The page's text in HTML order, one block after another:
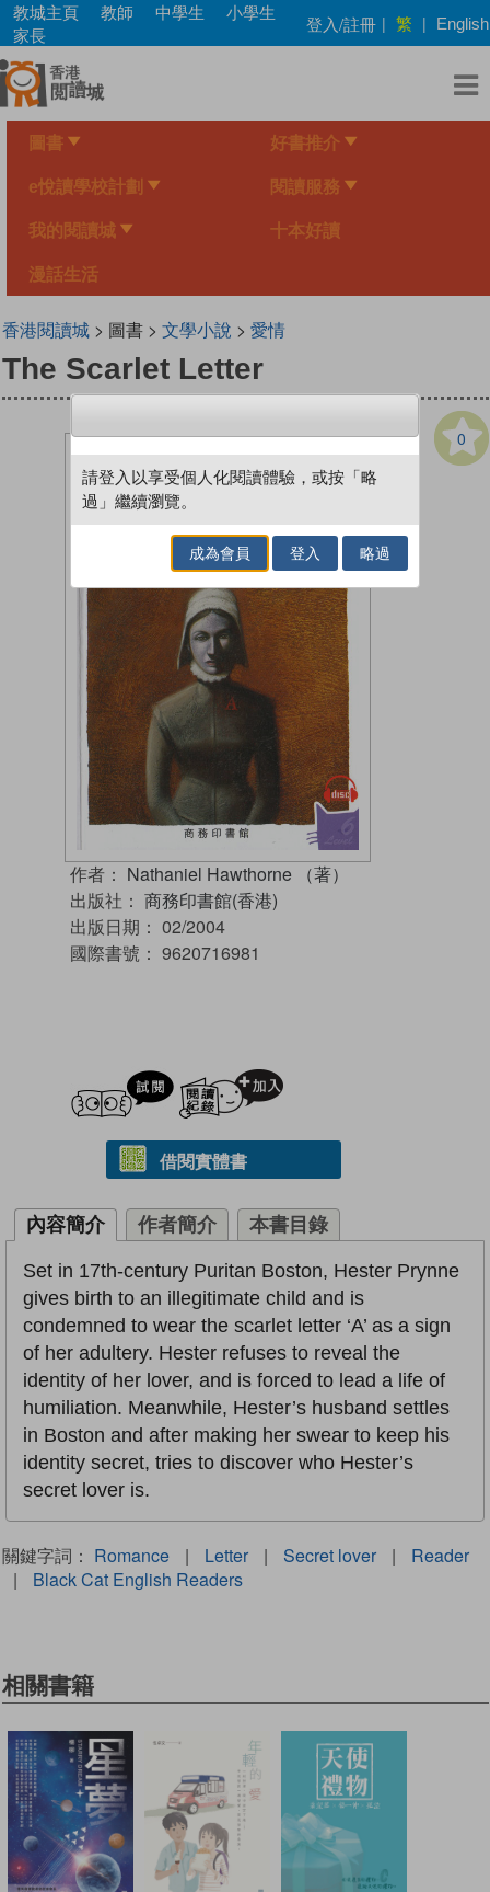
Skip
main
content
教城主頁 教師 中學生
小學生
家長
登入/註冊 | 繁 | English
圖書 好書推介
e悅讀學校計劃 閱讀服務
我的閱讀城 十本好讀
漫話生活
香港閱讀城> 圖書 > 文學小說 > 愛情
The Scarlet Letter
0
作者： Nathaniel Hawthorne （著）
出版社： 商務印書館(香港)
出版日期： 02/2004
國際書號： 9620716981
試閲
借閱實體書
內容簡介 作者簡介 本書目錄
Set in 17th-century Puritan Boston, Hester Prynne
gives birth to an illegitimate child and is
condemned to wear the scarlet letter ‘A’ as a sign
of her adultery. Hester refuses to reveal the
identity of her lover, and is forced to lead a life of
humiliation. Meanwhile, Hester’s husband settles
in Boston and after making her swear to keep his
identity secret, tries to discover who Hester’s
secret lover is.
關鍵字詞： Romance | Letter | Secret lover |
Reader
|
Black Cat English Readers
相關書籍
請登入以享受個人化閱讀體驗，或按「略
過」繼續瀏覽。
成為會員 登入 略過